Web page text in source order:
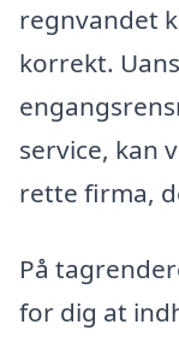
regnvandet
korrekt.
service, kan
rette firma,
På
for dig at